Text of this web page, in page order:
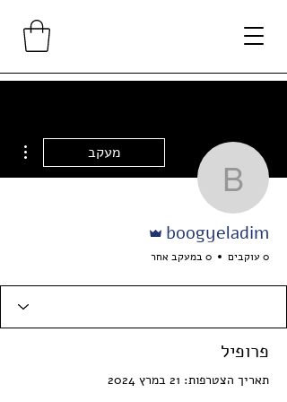
boogyeladim
מעקב
boogyeladim
0 עוקבים 0 במעקב אחר
פרופיל
תאריך הצטרפות: 21 במרץ 2024